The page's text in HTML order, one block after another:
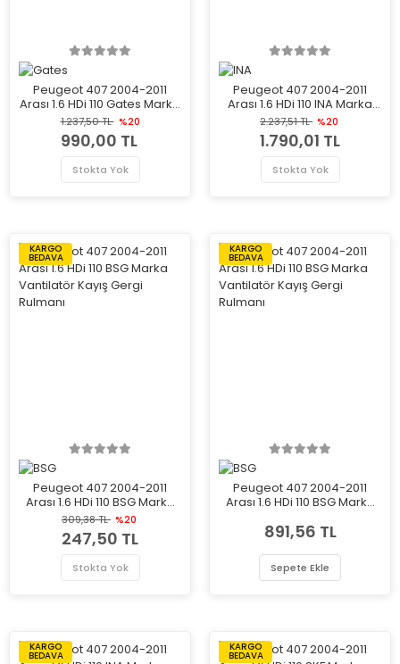
Peugeot 407 2004-2011
Arası 1.6 HDi 110 Gates Marka
Vantilatör Kayış Gergi
Rulmanı
1.237,50 TL %20
990,00 TL
Stokta Yok
Peugeot 407 2004-2011
Arası 1.6 HDi 110 INA Marka
Vantilatör Kayış Gergi
Rulmanı
2.237,51 TL %20
1.790,01 TL
Stokta Yok
KARGO
BEDAVA
Peugeot 407 2004-2011
Arası 1.6 HDi 110 BSG Marka
Vantilatör Kayış Gergi
Rulmanı
309,38 TL %20
247,50 TL
Stokta Yok
KARGO
BEDAVA
Peugeot 407 2004-2011
Arası 1.6 HDi 110 BSG Marka
Rulmanı
891,56 TL
Sepete Ekle
KARGO
BEDAVA
KARGO
BEDAVA